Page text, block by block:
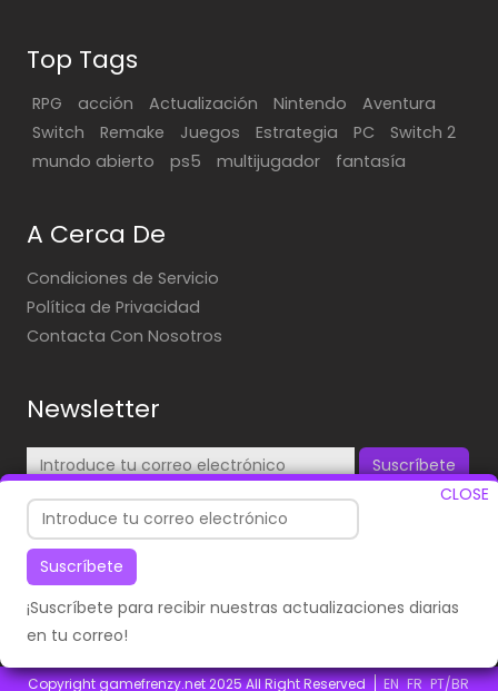
CLOSE
Suscríbete
¡Suscríbete para recibir nuestras actualizaciones diarias
en tu correo!
Top Tags
RPG acción Actualización Nintendo
Aventura
Switch
Remake Juegos Estrategia PC
Switch 2
mundo abierto
ps5 multijugador fantasía
A Cerca De
Condiciones de Servicio
Política de Privacidad
Contacta Con Nosotros
Newsletter
Suscríbete
¡Suscríbete para recibir nuestras actualizaciones diarias
en tu correo!
Copyright gamefrenzy.net 2025 All Right Reserved EN FR PT/BR